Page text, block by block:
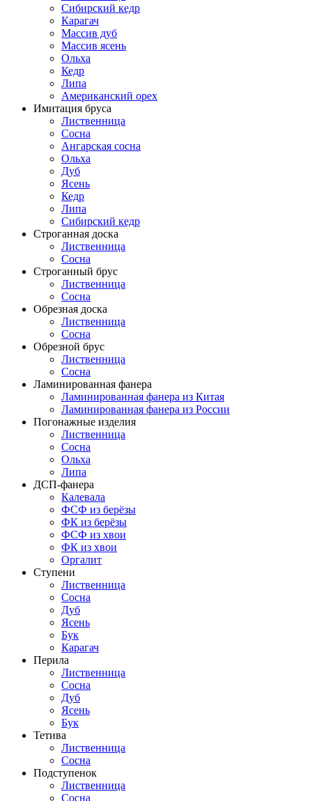
Сибирский кедр
Карагач
Массив дуб
Массив ясень
Ольха
Кедр
Липа
Американский орех
Имитация бруса
Лиственница
Сосна
Ангарская сосна
Ольха
Дуб
Ясень
Кедр
Липа
Сибирский кедр
Строганная доска
Лиственница
Сосна
Строганный брус
Лиственница
Сосна
Обрезная доска
Лиственница
Сосна
Обрезной брус
Лиственница
Сосна
Ламинированная фанера
Ламинированная фанера из Китая
Ламинированная фанера из России
Погонажные изделия
Лиственница
Сосна
Ольха
Липа
ДСП-фанера
Калевала
ФСФ из берёзы
ФК из берёзы
ФСФ из хвои
ФК из хвои
Оргалит
Ступени
Лиственница
Сосна
Дуб
Ясень
Бук
Карагач
Перила
Лиственница
Сосна
Дуб
Ясень
Бук
Тетива
Лиственница
Сосна
Подступенок
Лиственница
Сосна